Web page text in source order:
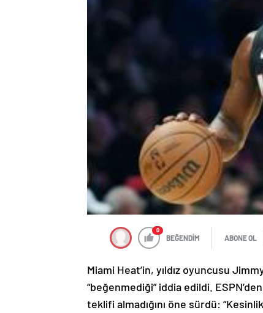
0
BEĞENDİM ABONE OL
Miami Heat’in, yıldız oyuncusu
“beğenmediği” iddia edildi.
teklifi almadığını öne sürdü: